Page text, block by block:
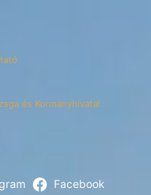
és Kormányhivatal
Facebook